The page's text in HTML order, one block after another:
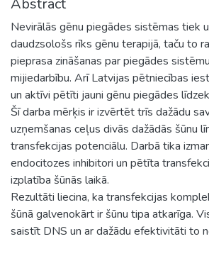
Nevirālās gēnu piegādes sistēmas tiek
daudzsološs rīks gēnu terapijā, taču to
pieprasa zināšanas par piegādes
mijiedarbību. Arī Latvijas pētniecības
un aktīvi pētīti jauni gēnu piegādes
Šī darba mērķis ir izvērtēt trīs dažādu
uzņemšanas ceļus divās dažādās šūnu
transfekcijas potenciālu. Darbā tika
endocitozes inhibitori un pētīta
izplatība šūnās laikā.
Rezultāti liecina, ka transfekcijas
šūnā galvenokārt ir šūnu tipa atkarīga.
saistīt DNS un ar dažādu efektivitāti to